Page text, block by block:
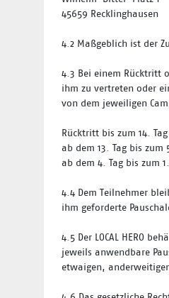
45659 Recklinghausen
4.2 Maßgeblich ist der
4.3 Bei einem Rücktritt
ihm zu vertreten oder
von dem jeweiligen
Rücktritt bis zum 14.
ab dem 13. Tag bis zum
ab dem 4. Tag bis zum
4.4 Dem Teilnehmer
ihm geforderte
4.5 Der LOCAL HERO
jeweils anwendbare
etwaigen,